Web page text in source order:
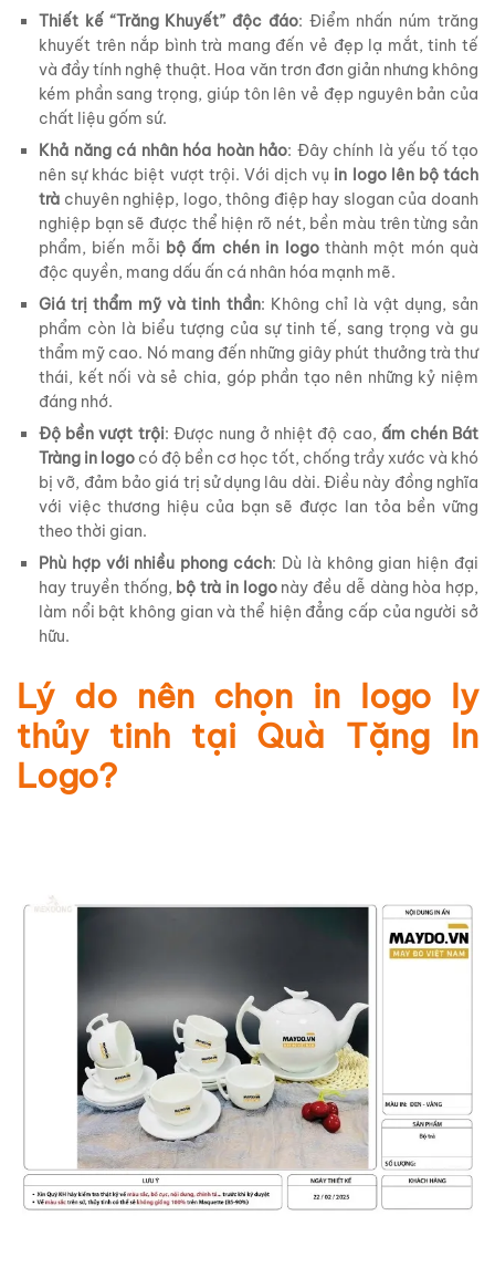
Thiết kế “Trăng Khuyết” độc đáo: Điểm nhấn núm trăng
khuyết trên nắp bình trà mang đến vẻ đẹp lạ mắt, tinh tế
và đầy tính nghệ thuật. Hoa văn trơn đơn giản nhưng không
kém phần sang trọng, giúp tôn lên vẻ đẹp nguyên bản của
chất liệu gốm sứ.
Khả năng cá nhân hóa hoàn hảo: Đây chính là yếu tố tạo
nên sự khác biệt vượt trội. Với dịch vụ in logo lên bộ tách
trà chuyên nghiệp, logo, thông điệp hay slogan của doanh
nghiệp bạn sẽ được thể hiện rõ nét, bền màu trên từng sản
phẩm, biến mỗi bộ ấm chén in logothành một món quà
độc quyền, mang dấu ấn cá nhân hóa mạnh mẽ.
Giá trị thẩm mỹ và tinh thần: Không chỉ là vật dụng, sản
phẩm còn là biểu tượng của sự tinh tế, sang trọng và gu
thẩm mỹ cao. Nó mang đến những giây phút thưởng trà thư
thái, kết nối và sẻ chia, góp phần tạo nên những kỷ niệm
đáng nhớ.
Độ bền vượt trội: Được nung ở nhiệt độ cao, ấm chén Bát
Tràng in logo có độ bền cơ học tốt, chống trầy xước và khó
bị vỡ, đảm bảo giá trị sử dụng lâu dài. Điều này đồng nghĩa
với việc thương hiệu của bạn sẽ được lan tỏa bền vững
theo thời gian.
Phù hợp với nhiều phong cách: Dù là không gian hiện đại
hay truyền thống, bộ trà in logonày đều dễ dàng hòa hợp,
làm nổi bật không gian và thể hiện đẳng cấp của người sở
hữu.
Lý do nên chọn in logo ly
thủy tinh tại Quà Tặng In
Logo?